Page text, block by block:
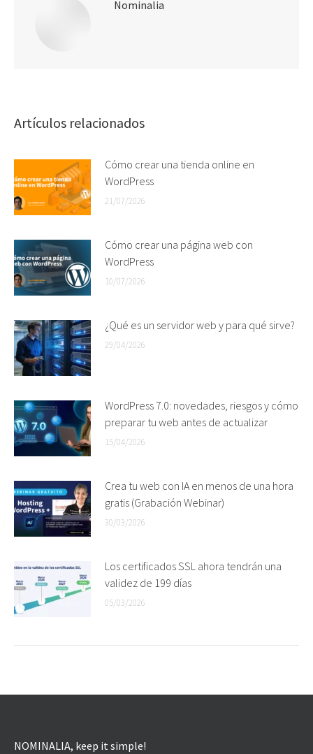
Nominalia
Artículos relacionados
Cómo crear una tienda online en
WordPress
21/07/2026
Cómo crear una página web con
WordPress
10/07/2026
¿Qué es un servidor web y para qué sirve?
29/04/2026
WordPress 7.0: novedades, riesgos y cómo
preparar tu web antes de actualizar
15/04/2026
Crea tu web con IA en menos de una hora
gratis (Grabación Webinar)
30/03/2026
Los certificados SSL ahora tendrán una
validez de 199 días
05/03/2026
NOMINALIA, keep it simple!